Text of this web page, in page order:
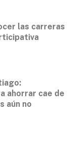
las carreras
ahorrar cae de
aún no